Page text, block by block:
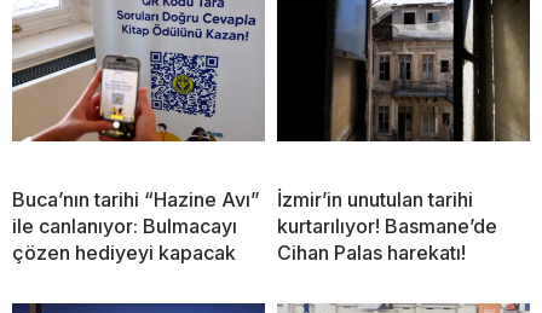
Buca’nın tarihi “Hazine Avı”
ile canlanıyor: Bulmacayı
çözen hediyeyi kapacak
İzmir’in unutulan tarihi
kurtarılıyor! Basmane’de
Cihan Palas harekatı!